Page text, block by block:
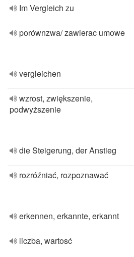
Im Vergleich zu
porównzwa/ zawierac umowe
vergleichen
wzrost, zwiększenie,
podwyższenie
die Steigerung, der Anstieg
rozróźniać, rozpoznawać
erkennen, erkannte, erkannt
liczba, wartosć